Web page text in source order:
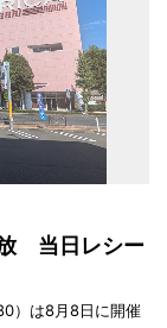
当日レシー
）は8月8日に開催